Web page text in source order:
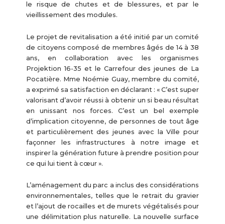
le risque de chutes et de blessures, et par le
vieillissement des modules.
Le projet de revitalisation a été initié par un comité
de citoyens composé de membres âgés de 14 à 38
ans, en collaboration avec les organismes
Projektion 16-35 et le Carrefour des jeunes de La
Pocatière. Mme Noémie Guay, membre du comité,
a exprimé sa satisfaction en déclarant : « C’est super
valorisant d’avoir réussi à obtenir un si beau résultat
en unissant nos forces. C’est un bel exemple
d’implication citoyenne, de personnes de tout âge
et particulièrement des jeunes avec la Ville pour
façonner les infrastructures à notre image et
inspirer la génération future à prendre position pour
ce qui lui tient à cœur ».
L’aménagement du parc a inclus des considérations
environnementales, telles que le retrait du gravier
et l’ajout de rocailles et de murets végétalisés pour
une délimitation plus naturelle. La nouvelle surface